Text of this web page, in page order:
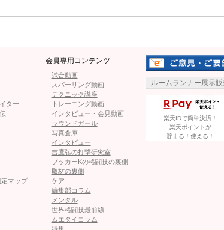
調整を重ねてきた。
級準優勝などの実績を持つ強豪。昨年の全日本、
そ悲願のJFKO制覇へ向けて仕上げてきた。
追い込みを物語っている。30日からのJFKO全日
画】これは痛そう…彼女の“アザだらけ”な太もも
1 2
≪ 前のページへ
ター
マップ
会員専用コンテンツ
試合動画
スパーリング動画
テクニック講座
トレーニング動画
インタビュー・会見動画
ラウンドガール
写真倉庫
インタビュー
吉鷹弘の打撃研究室
ブッカーKの格闘技の裏側
取材の裏側
ケア
編集部コラム
メンタル
世界格闘技最前線
ムエタイコラム
ルームランナー展示販
楽天IDで簡単決済！
楽天ポイントが
貯まる！使える！